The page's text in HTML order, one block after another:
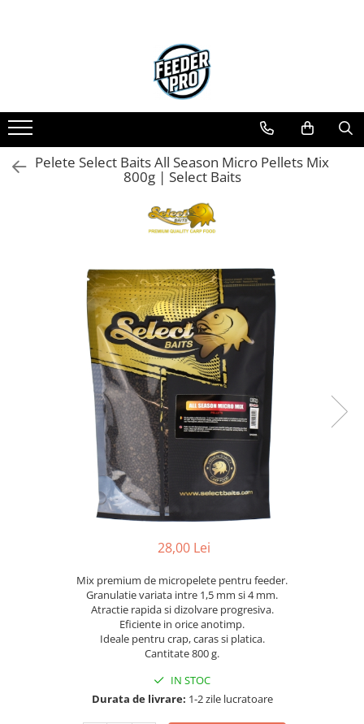
Pelete Select Baits All Season Micro Pellets Mix
800g | Select Baits
28,00 Lei
Mix premium de micropelete pentru feeder.
Granulatie variata intre 1,5 mm si 4 mm.
Atractie rapida si dizolvare progresiva.
Eficiente in orice anotimp.
Ideale pentru crap, caras si platica.
Cantitate 800 g.
IN STOC
Durata de livrare: 1-2 zile lucratoare